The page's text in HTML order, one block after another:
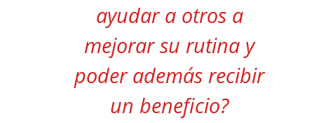
ayudar a otros a
mejorar su rutina y
poder además recibir
un beneficio?